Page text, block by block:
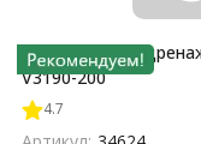
Ограничитель
V3190-200
4.7